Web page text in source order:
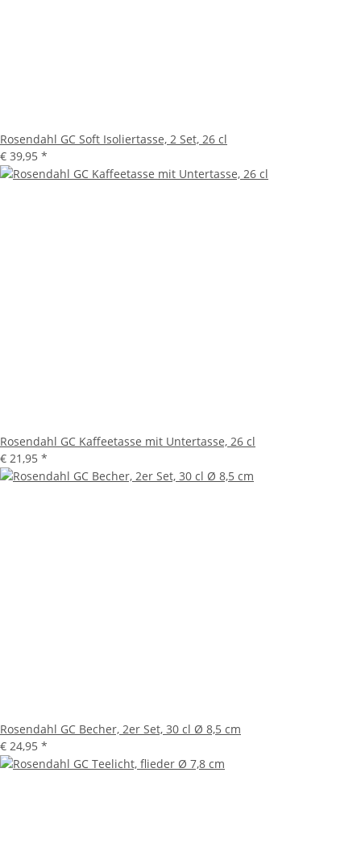
Rosendahl GC Soft Isoliertasse, 2 Set, 26 cl
€ 39,95 *
Rosendahl GC Kaffeetasse mit Untertasse, 26 cl
€ 21,95 *
Rosendahl GC Becher, 2er Set, 30 cl Ø 8,5 cm
€ 24,95 *